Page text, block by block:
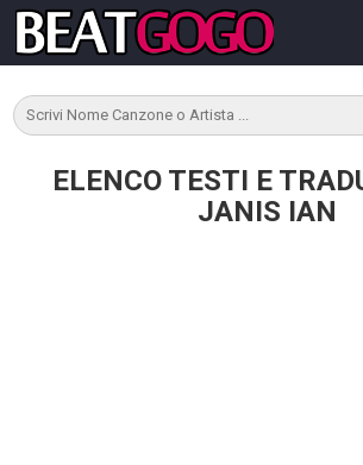
ELENCO TESTI E
JANIS IAN